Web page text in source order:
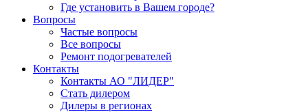
Где установить в Вашем городе?
Вопросы
Частые вопросы
Все вопросы
Ремонт подогревателей
Контакты
Контакты АО "ЛИДЕР"
Стать дилером
Дилеры в регионах